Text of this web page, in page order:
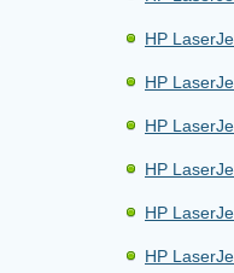
HP
HP
HP
HP
HP
HP